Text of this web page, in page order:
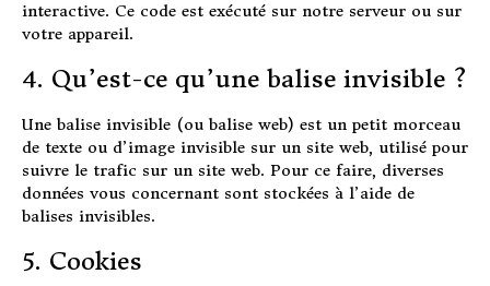
interactive. Ce code est exécuté sur notre serveur ou sur
votre appareil.
4. Qu’est-ce qu’une balise invisible ?
Une balise invisible (ou balise web) est un petit morceau
de texte ou d’image invisible sur un site web, utilisé pour
suivre le trafic sur un site web. Pour ce faire, diverses
données vous concernant sont stockées à l’aide de
balises invisibles.
5. Cookies